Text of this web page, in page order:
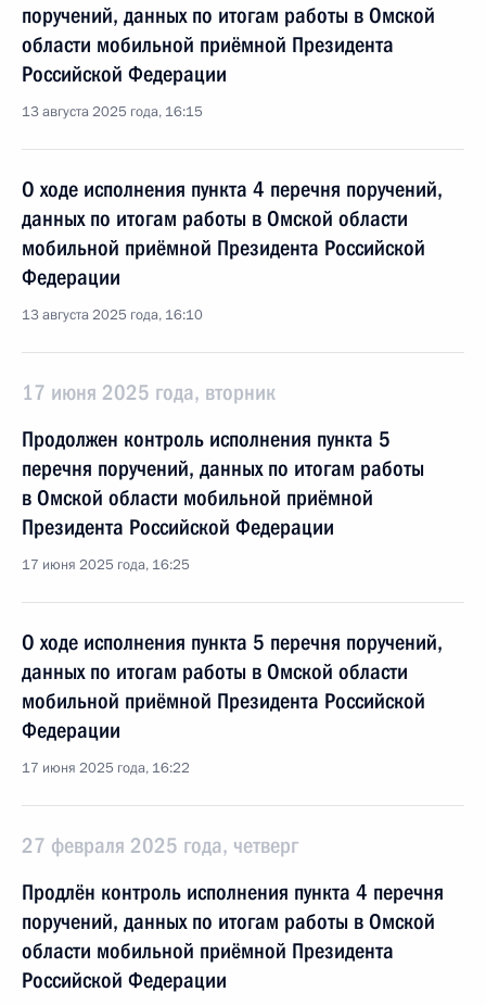
поручений, данных по итогам работы в Омской
области мобильной приёмной Президента
Российской Федерации
13 августа 2025 года, 16:15
О ходе исполнения пункта 4 перечня поручений,
данных по итогам работы в Омской области
мобильной приёмной Президента Российской
Федерации
13 августа 2025 года, 16:10
17 июня 2025 года, вторник
Продолжен контроль исполнения пункта 5
перечня поручений, данных по итогам работы
в Омской области мобильной приёмной
Президента Российской Федерации
17 июня 2025 года, 16:25
О ходе исполнения пункта 5 перечня поручений,
данных по итогам работы в Омской области
мобильной приёмной Президента Российской
Федерации
17 июня 2025 года, 16:22
27 февраля 2025 года, четверг
Продлён контроль исполнения пункта 4 перечня
поручений, данных по итогам работы в Омской
области мобильной приёмной Президента
Российской Федерации